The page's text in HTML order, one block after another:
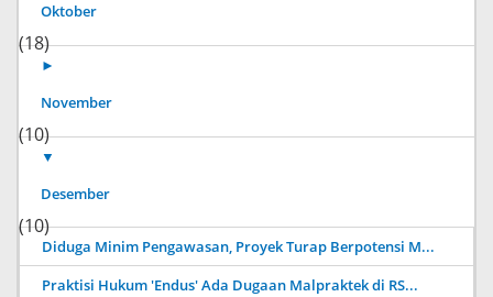
Oktober
(18)
►
November
(10)
▼
Desember
(10)
Diduga Minim Pengawasan, Proyek Turap Berpotensi M...
Praktisi Hukum 'Endus' Ada Dugaan Malpraktek di RS...